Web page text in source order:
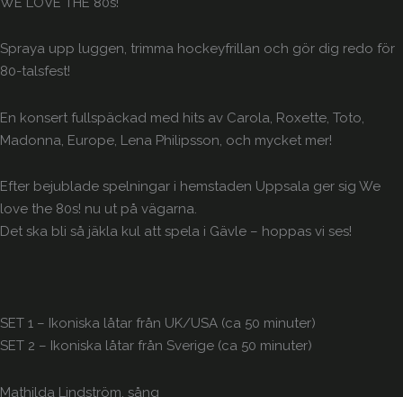
Spraya upp luggen, trimma hockeyfrillan och gör dig redo för
80-talsfest!
En konsert fullspäckad med hits av Carola, Roxette, Toto,
Madonna, Europe, Lena Philipsson, och mycket mer!
Efter bejublade spelningar i hemstaden Uppsala ger sig We
love the 80s! nu ut på vägarna.
Det ska bli så jäkla kul att spela i Gävle – hoppas vi ses!
SET 1 – Ikoniska låtar från UK/USA (ca 50 minuter)
SET 2 – Ikoniska låtar från Sverige (ca 50 minuter)
Mathilda Lindström, sång